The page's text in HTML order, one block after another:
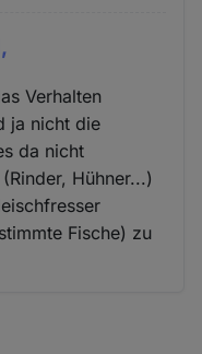
Verhalten
ja nicht die
da nicht
Hühner...)
Fische) zu